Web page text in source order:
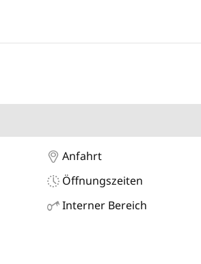
Anfahrt
Öffnungszeiten
Interner Bereich